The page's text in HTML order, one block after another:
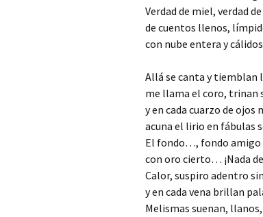
Verdad de miel, verdad
de cuentos llenos,
con nube entera y
Allá se canta y tiemblan
me llama el coro, trinan
y en cada cuarzo de ojos
acuna el lirio en fábulas
El fondo…, fondo amigo
con oro cierto… ¡Nada
Calor, suspiro adentro
y en cada vena brillan
Melismas suenan,